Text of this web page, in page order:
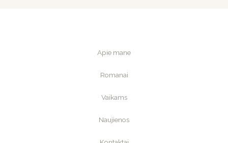
Apie mane
Romanai
Vaikams
Naujienos